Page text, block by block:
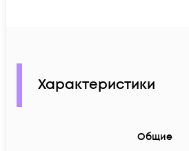
Характеристики
Общие